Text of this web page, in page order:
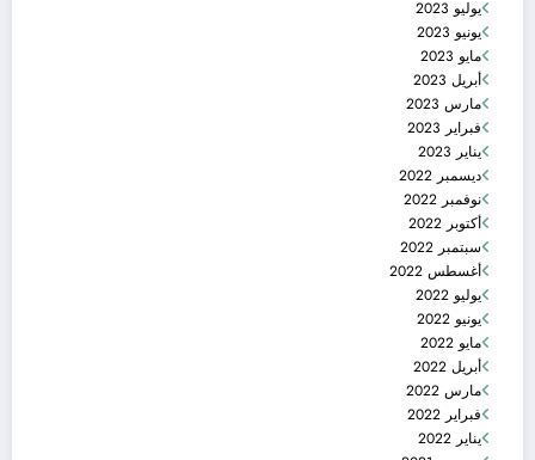
يوليو 2023
يونيو 2023
مايو 2023
أبريل 2023
مارس 2023
فبراير 2023
يناير 2023
ديسمبر 2022
نوفمبر 2022
أكتوبر 2022
سبتمبر 2022
أغسطس 2022
يوليو 2022
يونيو 2022
مايو 2022
أبريل 2022
مارس 2022
فبراير 2022
يناير 2022